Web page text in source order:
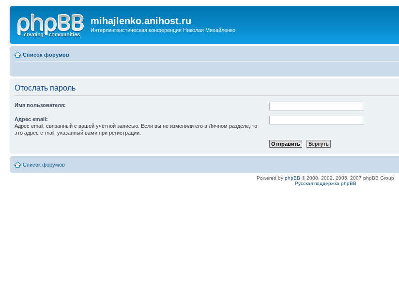
mihajlenko.anihost.ru
Интерлингвистическая конференция Николая Михайленко
Список форумов
Отослать пароль
Имя пользователя:
Адрес email:
Адрес email, связанный с вашей учётной записью. Если вы не изменили его в Личном разделе, то
это адрес e-mail, указанный вами при регистрации.
Список форумов
Powered by phpBB © 2000, 2002, 2005, 2007 phpBB Group
Русская поддержка phpBB